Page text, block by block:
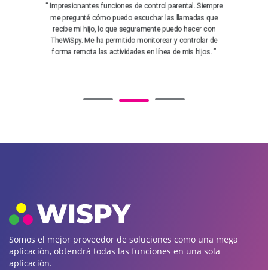
“ Impresionantes funciones de control parental. Siempre
me pregunté cómo puedo escuchar las llamadas que
recibe mi hijo, lo que seguramente puedo hacer con
TheWiSpy. Me ha permitido monitorear y controlar de
forma remota las actividades en línea de mis hijos. ”
Somos el mejor proveedor de soluciones como una mega
aplicación, obtendrá todas las funciones en una sola
aplicación.